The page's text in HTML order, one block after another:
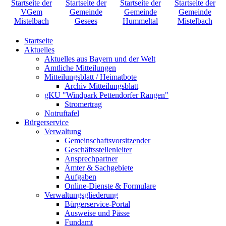
Startseite
Aktuelles
Aktuelles aus Bayern und der Welt
Amtliche Mitteilungen
Mitteilungsblatt / Heimatbote
Archiv Mitteilungsblatt
gKU "Windpark Pettendorfer Rangen"
Stromertrag
Notruftafel
Bürgerservice
Verwaltung
Gemeinschaftsvorsitzender
Geschäftsstellenleiter
Ansprechpartner
Ämter & Sachgebiete
Aufgaben
Online-Dienste & Formulare
Verwaltungsgliederung
Bürgerservice-Portal
Ausweise und Pässe
Fundamt